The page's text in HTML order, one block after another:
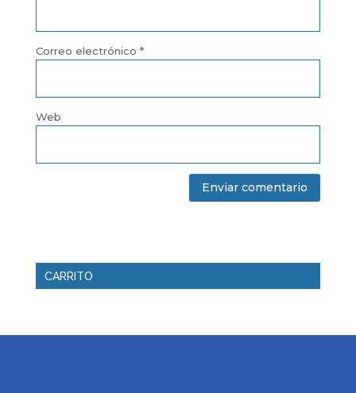
Correo electrónico *
Web
CARRITO